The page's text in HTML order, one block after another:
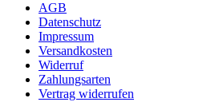
AGB
Datenschutz
Impressum
Versandkosten
Widerruf
Zahlungsarten
Vertrag widerrufen